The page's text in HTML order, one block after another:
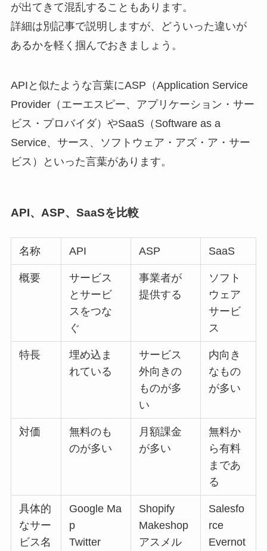
が出てきて混乱することもあります。
詳細は別記事で説明しますが、どういった違いが
あるかを軽く掴んでおきましょう。
APIと似たような言葉にASP （Application Service
Provider（エーエスピー、アプリケーション・サー
ビス・プロバイダ）やSaaS（Software as a
Service、サース、ソフトウェア・アズ・ア・サー
ビス）といった言葉があります。
API、ASP、SaaSを比較
名称 API ASP SaaS
概要
サービス
とサービ
スをつな
ぐ
事業者が
提供する
ソフト
ウェア
サービ
ス
特長
埋め込ま
れている
サービス
外向きの
ものが多
い
内向き
なもの
が多い
対価
無料のも
のが多い
月額課金
が多い
無料か
ら有料
まであ
る
具体的
なサー
ビス名
Google Ma
p
Twitter
Shopify
Makeshop
アスメル
Salesfo
rce
Evernot